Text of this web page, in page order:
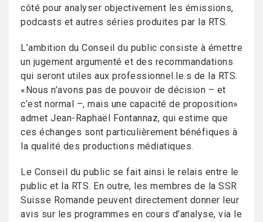
côté pour analyser objectivement les émissions,
podcasts et autres séries produites par la RTS.
L’ambition du Conseil du public consiste à émettre
un jugement argumenté et des recommandations
qui seront utiles aux professionnel.le.s de la RTS.
«Nous n’avons pas de pouvoir de décision – et
c’est normal –, mais une capacité de proposition»
admet Jean-Raphaël Fontannaz, qui estime que
ces échanges sont particulièrement bénéfiques à
la qualité des productions médiatiques.
Le Conseil du public se fait ainsi le relais entre le
public et la RTS. En outre, les membres de la SSR
Suisse Romande peuvent directement donner leur
avis sur les programmes en cours d’analyse, via le